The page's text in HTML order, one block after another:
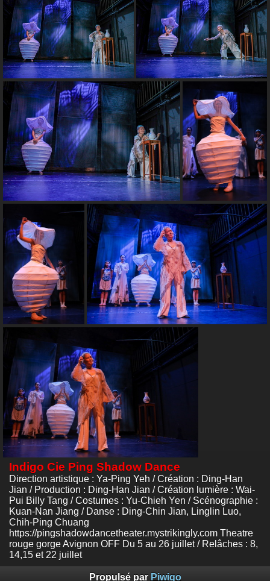
Indigo Cie Ping Shadow Dance
Direction artistique : Ya-Ping Yeh / Création : Ding-Han
Jian / Production : Ding-Han Jian / Création lumière : Wai-
Pui Billy Tang / Costumes : Yu-Chieh Yen / Scénographie :
Kuan-Nan Jiang / Danse : Ding-Chin Jian, Linglin Luo,
Chih-Ping Chuang
https://pingshadowdancetheater.mystrikingly.com Theatre
rouge gorge Avignon OFF Du 5 au 26 juillet / Relâches : 8,
14,15 et 22 juillet
Propulsé par Piwigo